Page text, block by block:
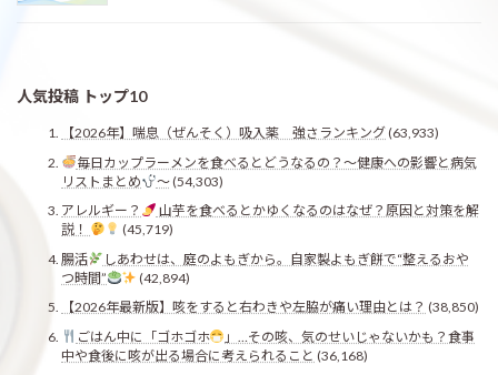
人気投稿 トップ10
【2026年】喘息（ぜんそく）吸入薬 強さランキング(63,933)
毎日カップラーメンを食べるとどうなるの？〜健康への影響と病気
リストまとめ
〜(54,303)
アレルギー？
山芋を食べるとかゆくなるのはなぜ？原因と対策を解
説！
(45,719)
腸活
しあわせは、庭のよもぎから。自家製よもぎ餅で“整えるおや
つ時間”
(42,894)
【2026年最新版】咳をすると右わきや左脇が痛い理由とは？ (38,850)
ごはん中に「ゴホゴホ
」…その咳、気のせいじゃないかも？食事
中や食後に咳が出る場合に考えられること (36,168)